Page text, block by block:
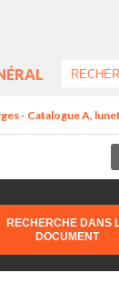
- Catalogue A,
RECHERCHE DANS
DOCUMENT